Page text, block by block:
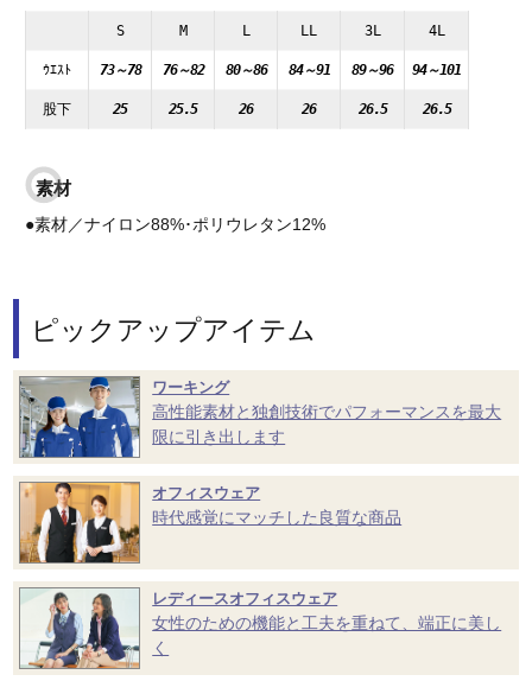
S M L LL 3L 4L
ｳｴｽﾄ 73～78 76～82 80～86 84～91 89～96 94～101
股下 25 25.5 26 26 26.5 26.5
素材
●素材／ナイロン88%･ポリウレタン12%
ピックアップアイテム
ワーキング
高性能素材と独創技術でパフォーマンスを最大
限に引き出します
オフィスウェア
時代感覚にマッチした良質な商品
レディースオフィスウェア
女性のための機能と工夫を重ねて、端正に美し
く